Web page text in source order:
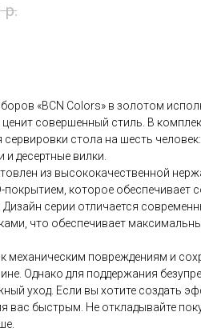
р.
«BCN Colors» в золотом
ценит совершенный стиль. В
сервировки стола на шесть
десертные вилки.
из высококачественной
которое обеспечивает
Дизайн серии отличается
что обеспечивает
механическим повреждениям и
Однако для поддержания
уход. Если вы хотите создать
вас быстрым. Не откладывайте